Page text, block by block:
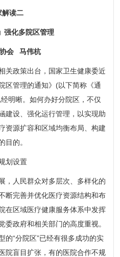
解读二
强化多院区管理
协会 马伟杭
政策出台，国家卫生健康委近
区管理的通知》(以下简称《通
明晰。如何办好分院区，不仅
建设、强化运行管理，以实现助
资源扩容和区域均衡布局、构建
目的。
划设置
人民群众对多层次、多样化的
断完善并优化医疗资源结构和布
在区域医疗健康服务体系中发挥
政府和相关部门的高度重视。
的“分院区”已经有很多成功的实
院盲目扩张，有的医院合作不规